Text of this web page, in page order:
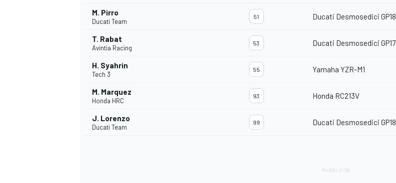
M. Pirro
Ducati Team
51 Ducati Desmosedici GP18
T. Rabat
Avintia Racing
53 Ducati Desmosedici GP17
H. Syahrin
Tech 3
55 Yamaha YZR-M1
M. Marquez
Honda HRC
93 Honda RC213V
J. Lorenzo
Ducati Team
99 Ducati Desmosedici GP18